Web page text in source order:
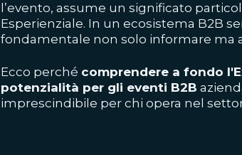
l’evento, assume un significato
Esperienziale. In un ecosistema B2B
fondamentale non solo informare ma
Ecco perché comprendere a fondo
potenzialità per gli eventi B2B
imprescindibile per chi opera nel